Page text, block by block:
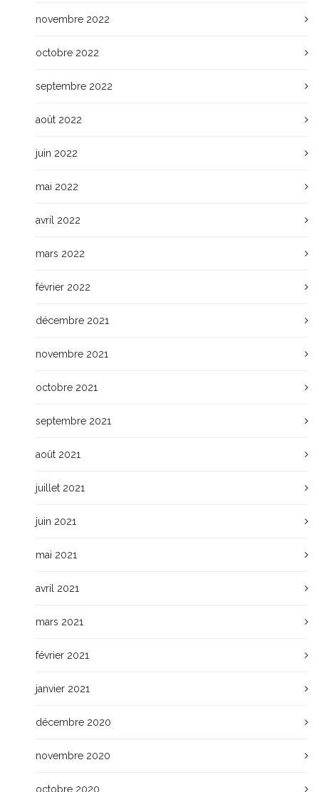
novembre 2022
octobre 2022
septembre 2022
août 2022
juin 2022
mai 2022
avril 2022
mars 2022
février 2022
décembre 2021
novembre 2021
octobre 2021
septembre 2021
août 2021
juillet 2021
juin 2021
mai 2021
avril 2021
mars 2021
février 2021
janvier 2021
décembre 2020
novembre 2020
octobre 2020